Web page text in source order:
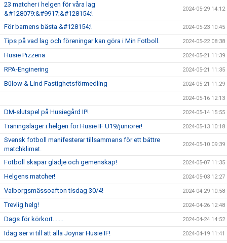
23 matcher i helgen för våra lag
&#128079;&#9917;&#128154;!
2024-05-29 14:12
För barnens bästa &#128154;! 2024-05-23 10:45
Tips på vad lag och föreningar kan göra i Min Fotboll. 2024-05-22 08:38
Husie Pizzeria 2024-05-21 11:39
RPA-Enginering 2024-05-21 11:35
Bülow & Lind Fastighetsförmedling 2024-05-21 11:29
2024-05-16 12:13
DM-slutspel på Husiegård IP! 2024-05-14 15:55
Träningsläger i helgen för Husie IF U19/juniorer! 2024-05-13 10:18
Svensk fotboll manifesterar tillsammans för ett bättre
matchklimat.
2024-05-10 09:39
Fotboll skapar glädje och gemenskap! 2024-05-07 11:35
Helgens matcher! 2024-05-03 12:27
Valborgsmässoafton tisdag 30/4! 2024-04-29 10:58
Trevlig helg! 2024-04-26 12:48
Dags för körkort....... 2024-04-24 14:52
Idag ser vi till att alla Joynar Husie IF! 2024-04-19 11:41